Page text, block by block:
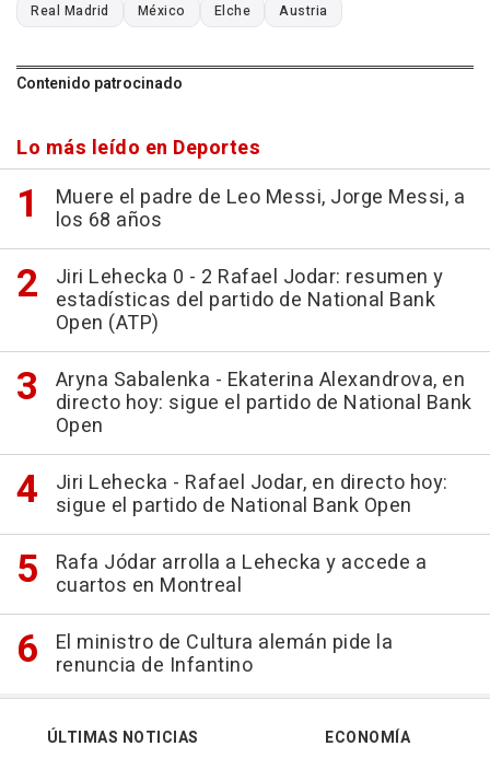
Real Madrid México Elche Austria
Contenido patrocinado
Lo más leído en Deportes
Muere el padre de Leo Messi, Jorge Messi, a
los 68 años
Jiri Lehecka 0 - 2 Rafael Jodar: resumen y
estadísticas del partido de National Bank
Open (ATP)
Aryna Sabalenka - Ekaterina Alexandrova, en
directo hoy: sigue el partido de National Bank
Open
Jiri Lehecka - Rafael Jodar, en directo hoy:
sigue el partido de National Bank Open
Rafa Jódar arrolla a Lehecka y accede a
cuartos en Montreal
El ministro de Cultura alemán pide la
renuncia de Infantino
ÚLTIMAS NOTICIAS
ECONOMÍA